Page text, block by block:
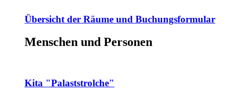
Übersicht der Räume und Buchungsformular
Menschen und Personen
Kita "Palaststrolche"